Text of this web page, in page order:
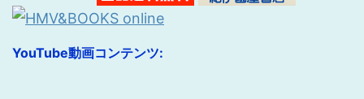
YouTube動画コンテンツ: